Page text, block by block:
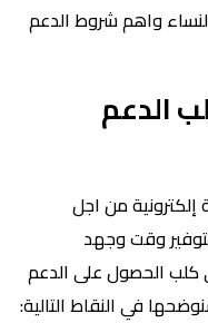
واهم شروط الدعم
الدعم
إلكترونية من اجل
وقت وجهد
كلب الحصول على الدعم
في النقاط التالية: